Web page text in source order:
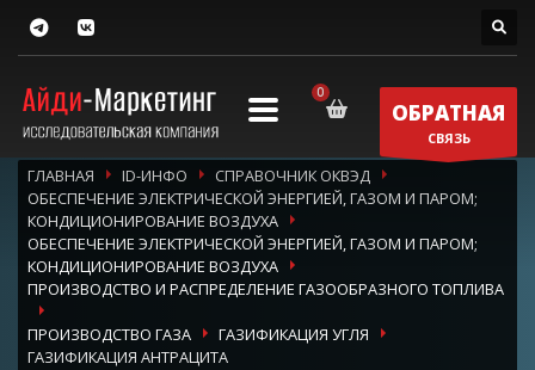
ОБРАТНАЯ
СВЯЗЬ
ГЛАВНАЯ ID-ИНФО
СПРАВОЧНИК ОКВЭД
ОБЕСПЕЧЕНИЕ ЭЛЕКТРИЧЕСКОЙ ЭНЕРГИЕЙ, ГАЗОМ И ПАРОМ;
КОНДИЦИОНИРОВАНИЕ ВОЗДУХА
ОБЕСПЕЧЕНИЕ ЭЛЕКТРИЧЕСКОЙ ЭНЕРГИЕЙ, ГАЗОМ И ПАРОМ;
КОНДИЦИОНИРОВАНИЕ ВОЗДУХА
ПРОИЗВОДСТВО И РАСПРЕДЕЛЕНИЕ ГАЗООБРАЗНОГО ТОПЛИВА
ПРОИЗВОДСТВО ГАЗА
ГАЗИФИКАЦИЯ УГЛЯ
ГАЗИФИКАЦИЯ АНТРАЦИТА